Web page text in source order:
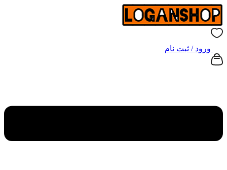
ورود / ثبت نام